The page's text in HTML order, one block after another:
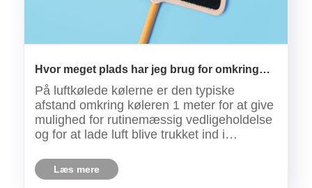
Hvor meget plads har jeg brug for omkring
luften afkølet køler?
På luftkølede kølerne er den typiske
afstand omkring køleren 1 meter for at give
mulighed for rutinemæssig vedligeholdelse
og for at lade luft blive trukket ind i
Læs mere